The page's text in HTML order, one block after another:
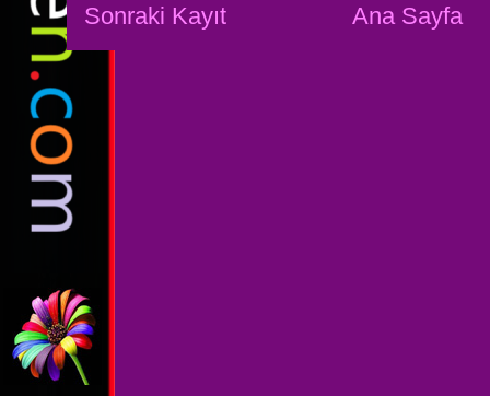
Sonraki Kayıt Ana Sayfa